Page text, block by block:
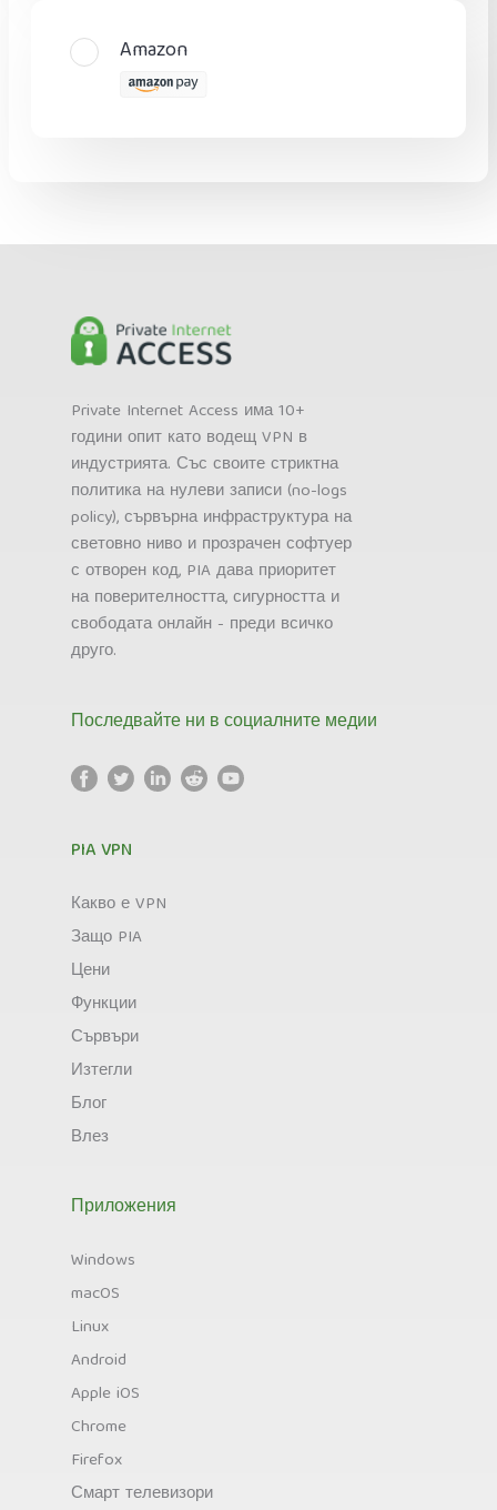
Amazon
Private Internet Access има 10+
години опит като водещ VPN в
индустрията. Със своите стриктна
политика на нулеви записи (no-logs
policy), сървърна инфраструктура на
световно ниво и прозрачен софтуер
с отворен код, PIA дава приоритет
на поверителността, сигурността и
свободата онлайн - преди всичко
друго.
Последвайте ни в социалните медии
PIA VPN
Какво е VPN
Защо PIA
Цени
Функции
Сървъри
Изтегли
Блог
Влез
Приложения
Windows
macOS
Linux
Android
Apple iOS
Chrome
Firefox
Смарт телевизори